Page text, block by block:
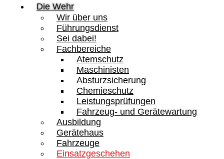
Die Wehr
Wir über uns
Führungsdienst
Sei dabei!
Fachbereiche
Atemschutz
Maschinisten
Absturzsicherung
Chemieschutz
Leistungsprüfungen
Fahrzeug- und Gerätewartung
Ausbildung
Gerätehaus
Fahrzeuge
Einsatzgeschehen